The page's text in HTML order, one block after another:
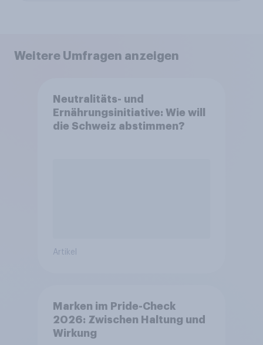
Weitere Umfragen anzeigen
Neutralitäts- und
Ernährungsinitiative: Wie will
die Schweiz abstimmen?
Artikel
Marken im Pride-Check
2026: Zwischen Haltung und
Wirkung